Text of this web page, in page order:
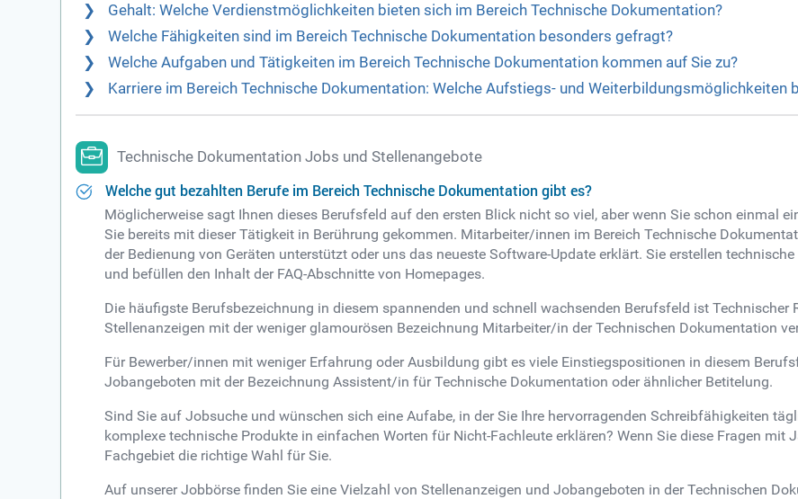
Gehalt: Welche Verdienstmöglichkeiten bieten sich im Bereich Technische Dokumentation?
Welche Fähigkeiten sind im Bereich Technische Dokumentation besonders gefragt?
Welche Aufgaben und Tätigkeiten im Bereich Technische Dokumentation kommen auf Sie zu?
Karriere im Bereich Technische Dokumentation: Welche Aufstiegs- und Weiterbildungsmöglichkeiten
Technische Dokumentation Jobs und Stellenangebote
Welche gut bezahlten Berufe im Bereich Technische Dokumentation gibt es?
Möglicherweise sagt Ihnen dieses Berufsfeld auf den ersten Blick nicht so viel, aber wenn Sie schon einmal
Sie bereits mit dieser Tätigkeit in Berührung gekommen. Mitarbeiter/innen im Bereich Technische
der Bedienung von Geräten unterstützt oder uns das neueste Software-Update erklärt. Sie erstellen
und befüllen den Inhalt der FAQ-Abschnitte von Homepages.
Die häufigste Berufsbezeichnung in diesem spannenden und schnell wachsenden Berufsfeld ist
Stellenanzeigen mit der weniger glamourösen Bezeichnung Mitarbeiter/in der Technischen Dokumentation
Für Bewerber/innen mit weniger Erfahrung oder Ausbildung gibt es viele Einstiegspositionen in diesem
Jobangeboten mit der Bezeichnung Assistent/in für Technische Dokumentation oder ähnlicher Betitelung.
Sind Sie auf Jobsuche und wünschen sich eine Aufabe, in der Sie Ihre hervorragenden Schreibfähigkeiten
komplexe technische Produkte in einfachen Worten für Nicht-Fachleute erklären? Wenn Sie diese Fragen mit
Fachgebiet die richtige Wahl für Sie.
Auf unserer Jobbörse finden Sie eine Vielzahl von Stellenanzeigen und Jobangeboten in der Technischen